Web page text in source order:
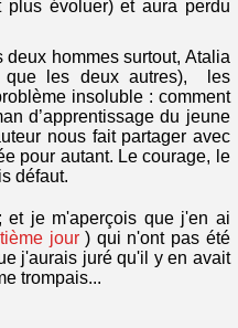
évoluer) et aura perdu
hommes surtout, Atalia
que les deux autres), les
insoluble : comment
d’apprentissage du jeune
nous fait partager avec
pour autant. Le courage, le
défaut.
je m'aperçois que j'en ai
jour) qui n'ont pas été
j'aurais juré qu'il y en avait
trompais...